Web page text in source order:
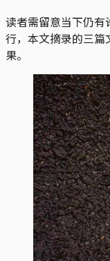
读者需留意当下仍有
行，本文摘录的三
果。